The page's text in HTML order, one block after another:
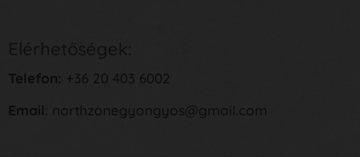
Elérhetőségek:
Telefon: +36 20 403 6002
Email : northzonegyongyos@gmail.com